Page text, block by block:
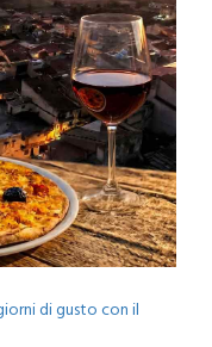
di gusto con il